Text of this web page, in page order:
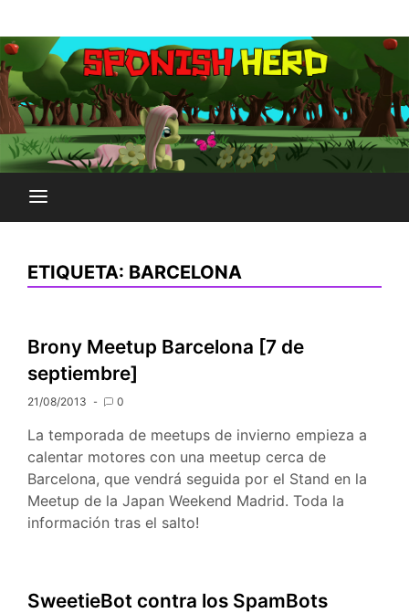
al
contenido
SPONISH HERD
ETIQUETA: BARCELONA
Brony Meetup Barcelona [7 de
septiembre]
21/08/2013 0
La temporada de meetups de invierno empieza a
calentar motores con una meetup cerca de
Barcelona, que vendrá seguida por el Stand en la
Meetup de la Japan Weekend Madrid. Toda la
información tras el salto!
SweetieBot contra los SpamBots